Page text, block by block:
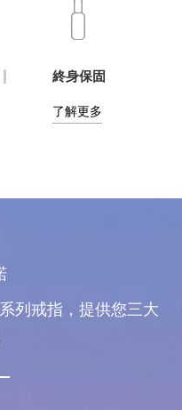
終身保固
了解更多
列戒指，提供您三大